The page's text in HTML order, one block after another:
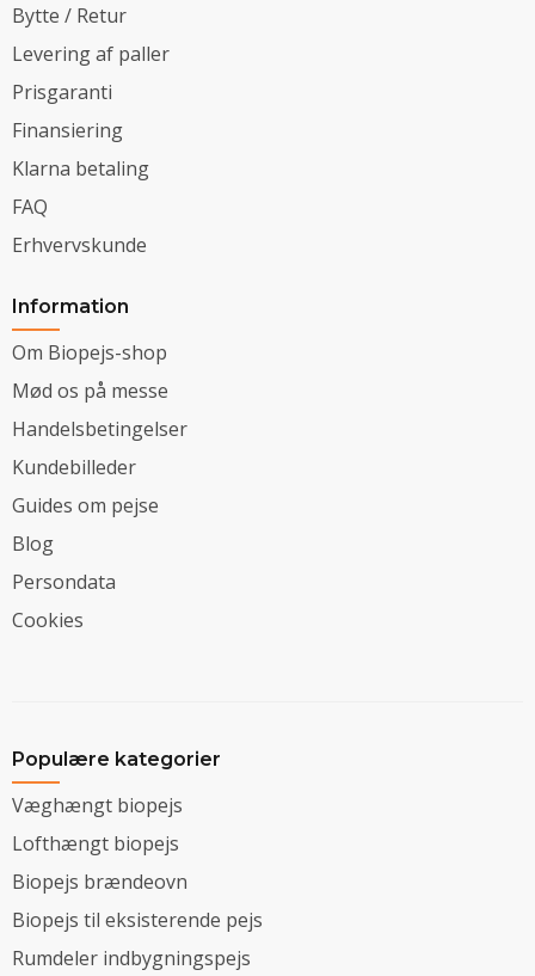
Bytte / Retur
Levering af paller
Prisgaranti
Finansiering
Klarna betaling
FAQ
Erhvervskunde
Information
Om Biopejs-shop
Mød os på messe
Handelsbetingelser
Kundebilleder
Guides om pejse
Blog
Persondata
Cookies
Populære kategorier
Væghængt biopejs
Lofthængt biopejs
Biopejs brændeovn
Biopejs til eksisterende pejs
Rumdeler indbygningspejs